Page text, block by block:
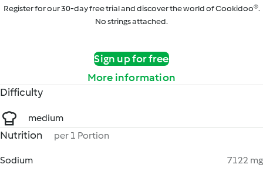
Register for our 30-day free trial and discover the world of Cookidoo®.
No strings attached.
Sign up for free
More information
Difficulty
medium
Nutrition per 1 Portion
Sodium
7122 mg